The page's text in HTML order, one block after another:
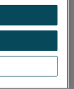
insegnanti
studenti.
3D per